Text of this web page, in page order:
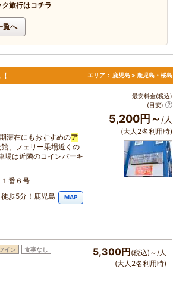
旅行はコチラ
覧へ
エリア： 鹿児島 > 鹿児島・桜島
滞在にもおすすめのア
、フェリー乗場近くの
場は近隣のコインパーキ
番６号
歩5分！鹿児島
MAP
最安料金(税込)
(目安)
5,200円～ /人
(大人2名利用時)
イン 食事なし 5,300円(税込)～/人
(大人2名利用時)